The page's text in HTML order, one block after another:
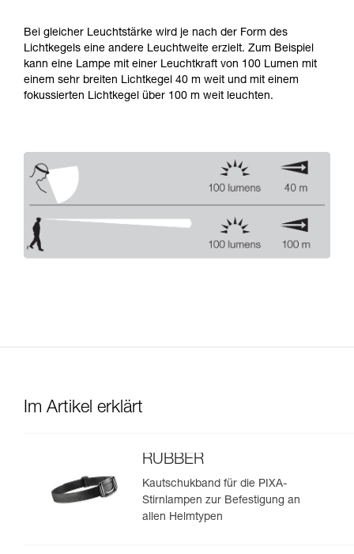
Bei gleicher Leuchtstärke wird je nach der Form des
Lichtkegels eine andere Leuchtweite erzielt. Zum Beispiel
kann eine Lampe mit einer Leuchtkraft von 100 Lumen mit
einem sehr breiten Lichtkegel 40 m weit und mit einem
fokussierten Lichtkegel über 100 m weit leuchten.
Im Artikel erklärt
RUBBER
Kautschukband für die PIXA-
Stirnlampen zur Befestigung an
allen Helmtypen